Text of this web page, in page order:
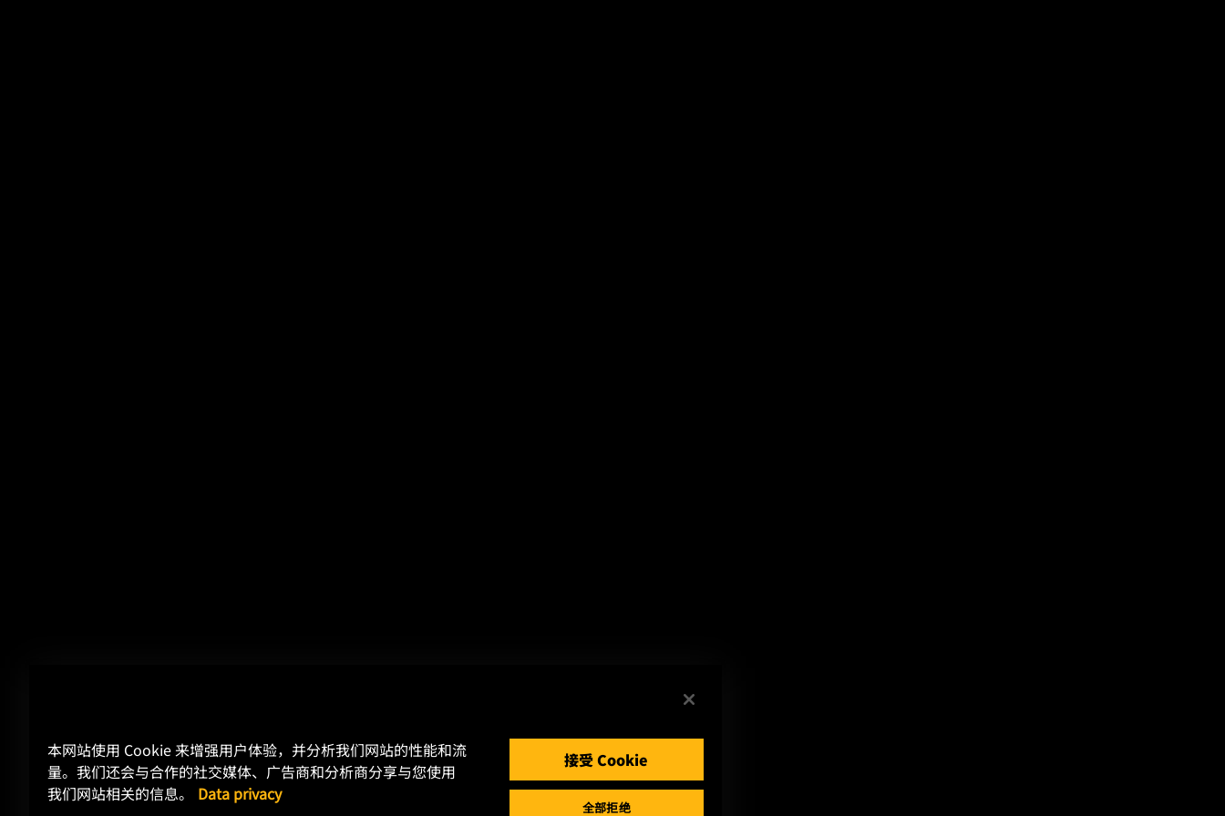
本网站使用 Cookie 来增强用户体验，并分析我们网站的性能和流
量。我们还会与合作的社交媒体、广告商和分析商分享与您使用
我们网站相关的信息。
Data privacy
接受 Cookie
全部拒绝